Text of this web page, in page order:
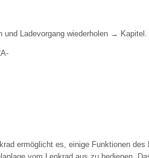
und Ladevorgang wiederholen → Kapitel.
ermöglicht es, einige Funktionen